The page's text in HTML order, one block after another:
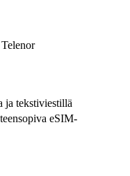
ja tekstiviestillä
eSIM-